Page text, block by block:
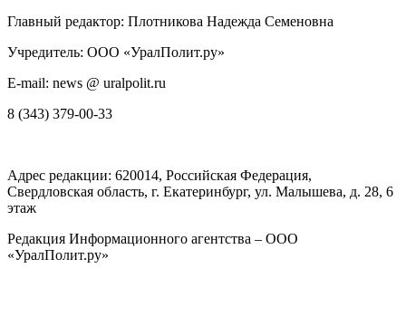
Главный редактор: Плотникова Надежда Семеновна
Учредитель: ООО «УралПолит.ру»
E-mail: news @ uralpolit.ru
8 (343) 379-00-33
Адрес редакции: 620014, Российская Федерация,
Свердловская область, г. Екатеринбург, ул. Малышева, д. 28, 6
этаж
Редакция Информационного агентства – ООО
«УралПолит.ру»